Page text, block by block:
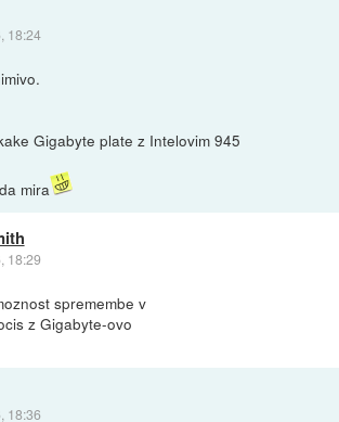
18:24
Gigabyte plate z Intelovim 945
mira
18:29
spremembe v
z Gigabyte-ovo
18:36